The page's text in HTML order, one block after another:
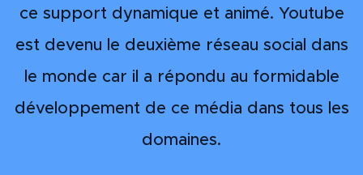
ce support dynamique et animé. Youtube
est devenu le deuxième réseau social dans
le monde car il a répondu au formidable
développement de ce média dans tous les
domaines.